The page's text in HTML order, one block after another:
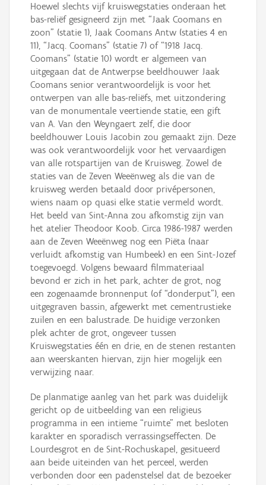
Hoewel slechts vijf kruiswegstaties onderaan het
bas-reliëf gesigneerd zijn met “Jaak Coomans en
zoon” (statie 1), Jaak Coomans Antw (staties 4 en
11), “Jacq. Coomans” (statie 7) of “1918 Jacq.
Coomans” (statie 10) wordt er algemeen van
uitgegaan dat de Antwerpse beeldhouwer Jaak
Coomans senior verantwoordelijk is voor het
ontwerpen van alle bas-reliëfs, met uitzondering
van de monumentale veertiende statie, een gift
van A. Van den Weyngaert zelf, die door
beeldhouwer Louis Jacobin zou gemaakt zijn. Deze
was ook verantwoordelijk voor het vervaardigen
van alle rotspartijen van de Kruisweg. Zowel de
staties van de Zeven Weeënweg als die van de
kruisweg werden betaald door privépersonen,
wiens naam op quasi elke statie vermeld wordt.
Het beeld van Sint-Anna zou afkomstig zijn van
het atelier Theodoor Koob. Circa 1986-1987 werden
aan de Zeven Weeënweg nog een Piëta (naar
verluidt afkomstig van Humbeek) en een Sint-Jozef
toegevoegd. Volgens bewaard filmmateriaal
bevond er zich in het park, achter de grot, nog
een zogenaamde bronnenput (of “donderput”), een
uitgegraven bassin, afgewerkt met cementrustieke
zuilen en een balustrade. De huidige verzonken
plek achter de grot, ongeveer tussen
Kruiswegstaties één en drie, en de stenen restanten
aan weerskanten hiervan, zijn hier mogelijk een
verwijzing naar.
De planmatige aanleg van het park was duidelijk
gericht op de uitbeelding van een religieus
programma in een intieme “ruimte” met besloten
karakter en sporadisch verrassingseffecten. De
Lourdesgrot en de Sint-Rochuskapel, gesitueerd
aan beide uiteinden van het perceel, werden
verbonden door een padenstelsel dat de bezoeker